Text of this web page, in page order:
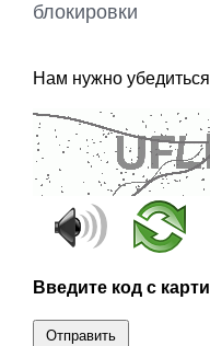
блокировки
Нам нужно
Введите код с
Отправить